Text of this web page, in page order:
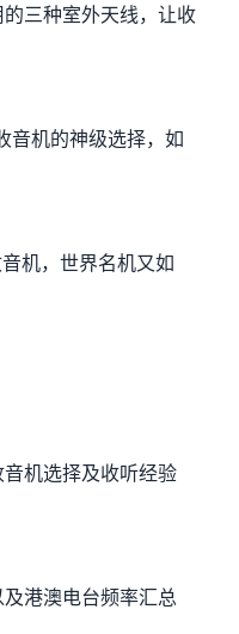
三种室外天线，让收
音机的神级选择，如
机，世界名机又如
机选择及收听经验
港澳电台频率汇总